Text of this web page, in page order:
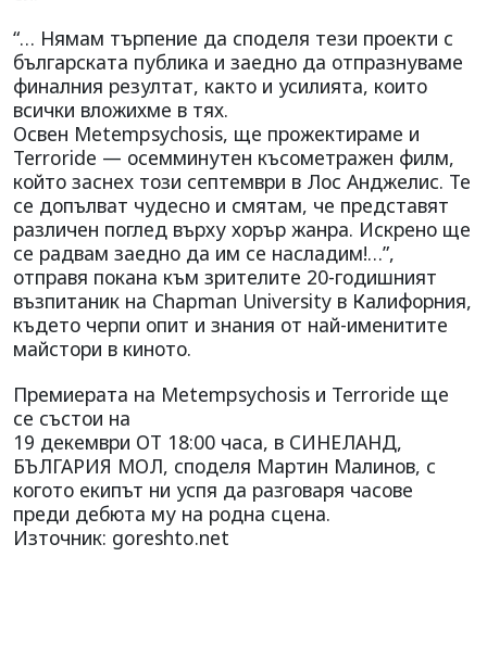
“… Нямам търпение да споделя тези проекти с
българската публика и заедно да отпразнуваме
финалния резултат, както и усилията, които
всички вложихме в тях.
Освен Metempsychosis, ще прожектираме и
Terroride — осемминутен късометражен филм,
който заснех този септември в Лос Анджелис. Те
се допълват чудесно и смятам, че представят
различен поглед върху хорър жанра. Искрено ще
се радвам заедно да им се насладим!…”,
отправя покана към зрителите 20-годишният
възпитаник на Chapman University в Калифорния,
където черпи опит и знания от най-именитите
майстори в киното.
Премиерата на Metempsychosis и Terroride ще
се състои на
19 декември ОТ 18:00 часа, в СИНЕЛАНД,
БЪЛГАРИЯ МОЛ, споделя Мартин Малинов, с
когото екипът ни успя да разговаря часове
преди дебюта му на родна сцена.
Източник: goreshto.net